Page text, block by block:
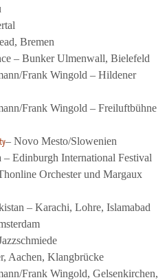
Bremen
– Bunker Ulmenwall, Bielefeld
Frank Wingold – Hildener
Frank Wingold – Freiluftbühne
– Novo Mesto/Slowenien
Edinburgh International Festival
Orchester und Margaux
– Karachi, Lohre, Islamabad
Aachen, Klangbrücke
Frank Wingold, Gelsenkirchen,